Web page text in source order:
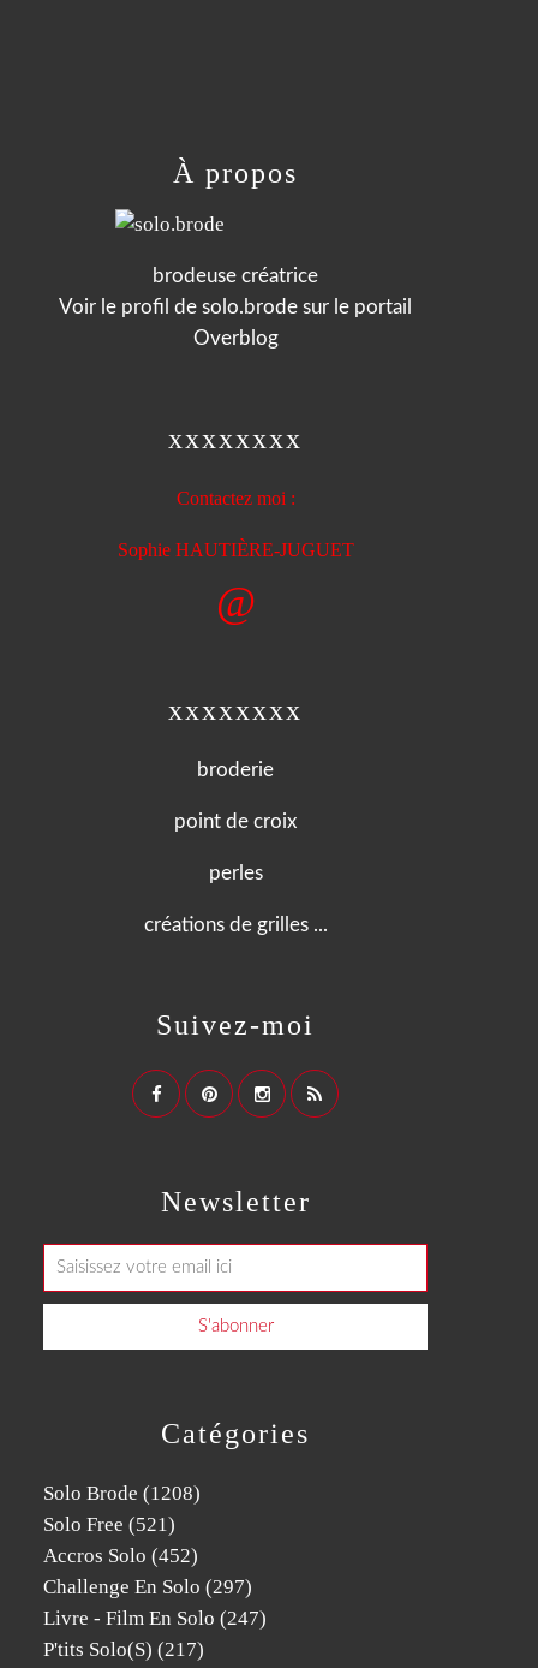
Newsletter
Catégories
Solo Brode (1208)
Solo Free (521)
Accros Solo (452)
Challenge En Solo (297)
Livre - Film En Solo (247)
P'tits Solo(s) (217)
Suivez-moi
À propos
brodeuse créatrice
Voir le profil de solo.brode sur le portail
Overblog
xxxxxxxx
Contactez moi :
Sophie HAUTIÈRE-JUGUET
@
xxxxxxxx
broderie
point de croix
perles
créations de grilles ...